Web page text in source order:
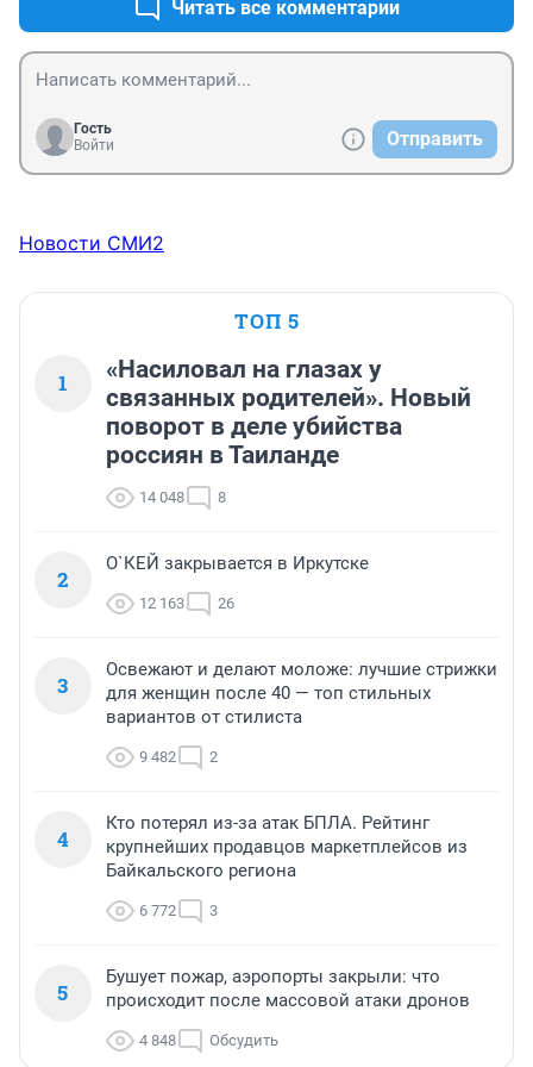
Читать все комментарии
Гость
Войти
Отправить
Новости СМИ2
ТОП 5
1
«Насиловал на глазах у
связанных родителей». Новый
поворот в деле убийства
россиян в Таиланде
14 048 8
2
О`КЕЙ закрывается в Иркутске
12 163 26
3
Освежают и делают моложе: лучшие стрижки
для женщин после 40 — топ стильных
вариантов от стилиста
9 482 2
4
Кто потерял из-за атак БПЛА. Рейтинг
крупнейших продавцов маркетплейсов из
Байкальского региона
6 772 3
5
Бушует пожар, аэропорты закрыли: что
происходит после массовой атаки дронов
4 848 Обсудить